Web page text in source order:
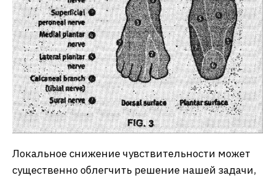
Локальное снижение чувствительности может
существенно облегчить решение нашей задачи,